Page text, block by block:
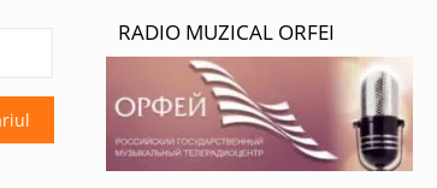
RADIO MUZICAL ORFEI